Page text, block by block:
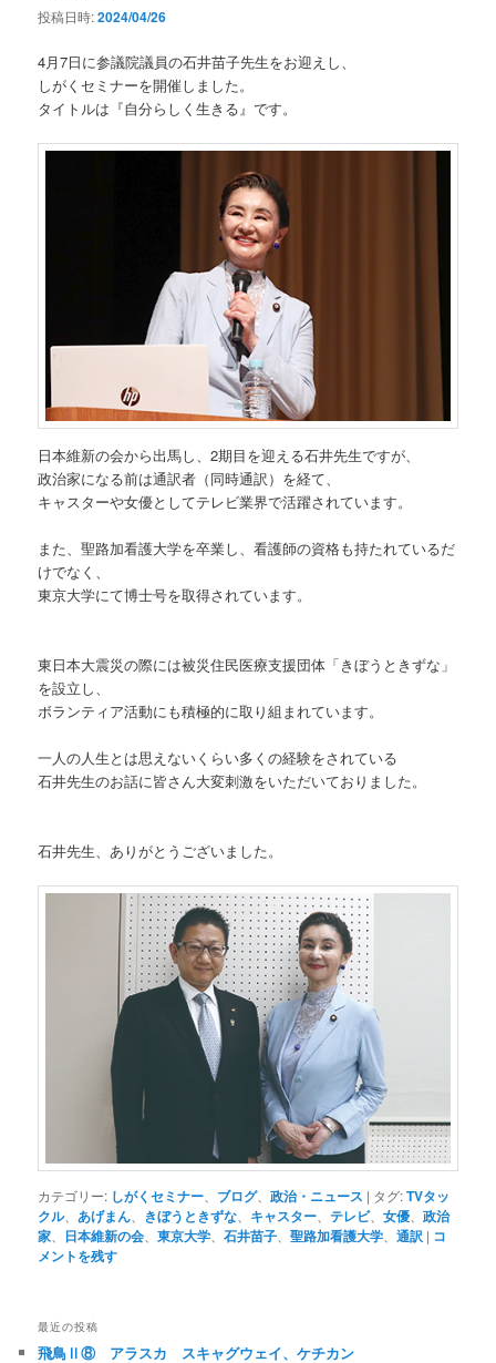
投稿日時:2024/04/26
4月7日に参議院議員の石井苗子先生をお迎えし、
しがくセミナーを開催しました。
タイトルは『自分らしく生きる』です。
日本維新の会から出馬し、2期目を迎える石井先生ですが、
政治家になる前は通訳者（同時通訳）を経て、
キャスターや女優としてテレビ業界で活躍されています。
また、聖路加看護大学を卒業し、看護師の資格も持たれているだ
けでなく、
東京大学にて博士号を取得されています。
東日本大震災の際には被災住民医療支援団体「きぼうときずな」
を設立し、
ボランティア活動にも積極的に取り組まれています。
一人の人生とは思えないくらい多くの経験をされている
石井先生のお話に皆さん大変刺激をいただいておりました。
石井先生、ありがとうございました。
カテゴリー: しがくセミナー ブログ、政治・ニュース | タグ:TVタッ
クル、 あげまん きぼうときずな キャスター 、テレビ、女優 、政治
家
日本維新の会 、東京大学 、石井苗子 、聖路加看護大学 、通訳 | コ
メントを残す
最近の投稿
飛鳥Ⅱ⑧ アラスカ スキャグウェイ、ケチカン